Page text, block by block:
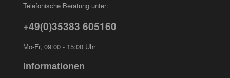
Telefonische Beratung unter:
+49(0)35383 605160
Mo-Fr, 09:00 - 15:00 Uhr
Informationen